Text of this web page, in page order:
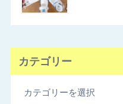
カテゴリー